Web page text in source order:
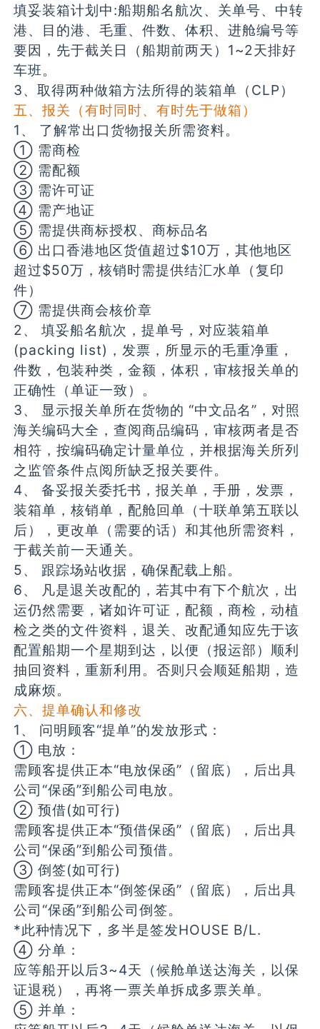
填妥装箱计划中:船期船名航次、关单号、中转
港、目的港、毛重、件数、体积、进舱编号等
要因，先于截关日（船期前两天）1~2天排好
车班。
3、取得两种做箱方法所得的装箱单（CLP）
五、报关（有时同时、有时先于做箱）
1、 了解常出口货物报关所需资料。
① 需商检
② 需配额
③ 需许可证
④ 需产地证
⑤ 需提供商标授权、商标品名
⑥ 出口香港地区货值超过$10万，其他地区
超过$50万，核销时需提供结汇水单（复印
件）
⑦ 需提供商会核价章
2、 填妥船名航次，提单号，对应装箱单
(packing list)，发票，所显示的毛重净重，
件数，包装种类，金额，体积，审核报关单的
正确性（单证一致）。
3、 显示报关单所在货物的 “中文品名”，对照
海关编码大全，查阅商品编码，审核两者是否
相符，按编码确定计量单位，并根据海关所列
之监管条件点阅所缺乏报关要件。
4、 备妥报关委托书，报关单，手册，发票，
装箱单，核销单，配舱回单（十联单第五联以
后），更改单（需要的话）和其他所需资料，
于截关前一天通关。
5、 跟踪场站收据，确保配载上船。
6、 凡是退关改配的，若其中有下个航次，出
运仍然需要，诸如许可证，配额，商检，动植
检之类的文件资料，退关、改配通知应先于该
配置船期一个星期到达，以便（报运部）顺利
抽回资料，重新利用。否则只会顺延船期，造
成麻烦。
六、提单确认和修改
1、 问明顾客“提单”的发放形式：
① 电放：
需顾客提供正本“电放保函”（留底），后出具
公司“保函”到船公司电放。
② 预借(如可行)
需顾客提供正本“预借保函”（留底），后出具
公司“保函”到船公司预借。
③ 倒签(如可行)
需顾客提供正本“倒签保函”（留底），后出具
公司“保函”到船公司倒签。
*此种情况下，多半是签发HOUSE B/L.
④ 分单：
应等船开以后3~4天（候舱单送达海关，以保
证退税），再将一票关单拆成多票关单。
⑤ 并单：